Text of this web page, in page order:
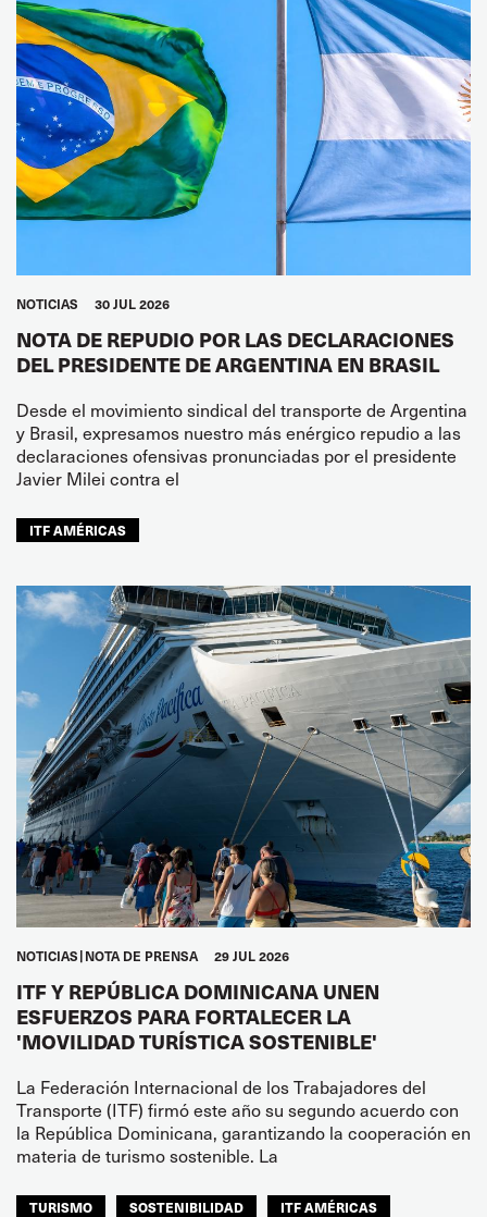
NOTICIAS 30 JUL 2026
NOTA DE REPUDIO POR LAS DECLARACIONES
DEL PRESIDENTE DE ARGENTINA EN BRASIL
Desde el movimiento sindical del transporte de Argentina
y Brasil, expresamos nuestro más enérgico repudio a las
declaraciones ofensivas pronunciadas por el presidente
Javier Milei contra el
ITF AMÉRICAS
NOTICIAS NOTA DE PRENSA 29 JUL 2026
ITF Y REPÚBLICA DOMINICANA UNEN
ESFUERZOS PARA FORTALECER LA
'MOVILIDAD TURÍSTICA SOSTENIBLE'
La Federación Internacional de los Trabajadores del
Transporte (ITF) firmó este año su segundo acuerdo con
la República Dominicana, garantizando la cooperación en
materia de turismo sostenible. La
TURISMO SOSTENIBILIDAD ITF AMÉRICAS